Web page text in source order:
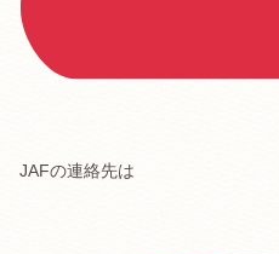
JAFの連絡先は